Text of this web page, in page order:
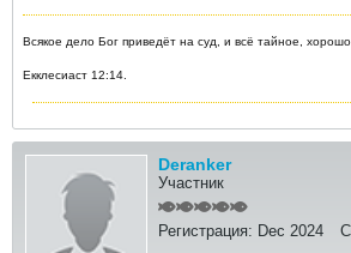
Всякое дело Бог приведёт на суд, и всё тайное,
Екклесиаст 12:14.
Deranker
Участник
Регистрация: Dec 2024